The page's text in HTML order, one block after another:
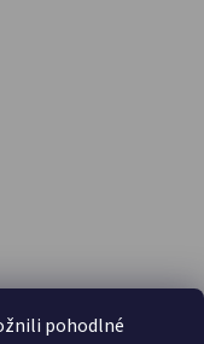
pohodlné